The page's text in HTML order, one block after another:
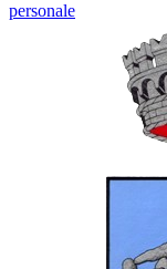
personale